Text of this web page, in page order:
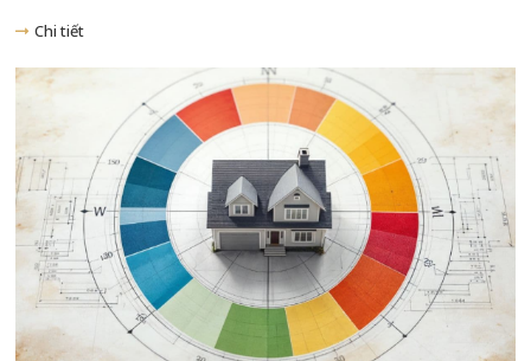
Chi tiết